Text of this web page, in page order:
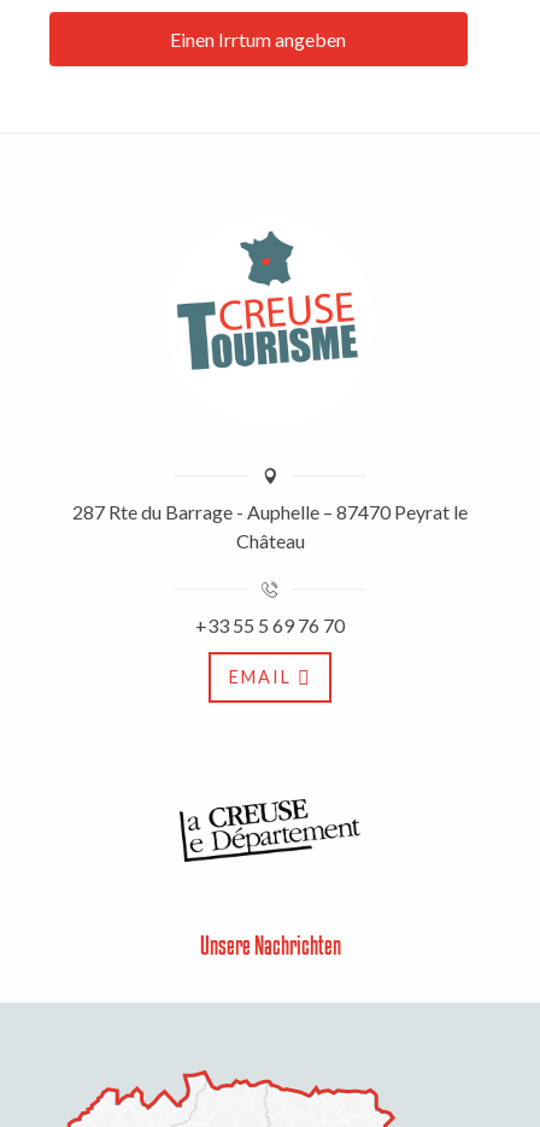
Einen Irrtum angeben
287 Rte du Barrage - Auphelle – 87470 Peyrat le
Château
+33 55 5 69 76 70
EMAIL
Unsere Nachrichten